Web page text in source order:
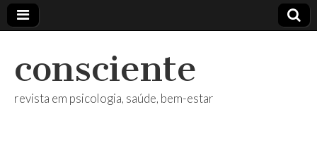
consciente
revista em psicologia, saúde, bem-estar